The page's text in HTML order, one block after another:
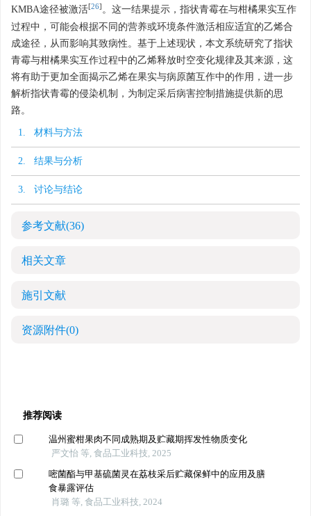
KMBA途径被激活[26] 。这一结果提示，指状青霉在与柑橘果实互作
过程中，可能会根据不同的营养或环境条件激活相应适宜的乙烯合
成途径，从而影响其致病性。基于上述现状，本文系统研究了指状
青霉与柑橘果实互作过程中的乙烯释放时空变化规律及其来源，这
将有助于更加全面揭示乙烯在果实与病原菌互作中的作用，进一步
解析指状青霉的侵染机制，为制定采后病害控制措施提供新的思
路。
1. 材料与方法
2. 结果与分析
3. 讨论与结论
参考文献(36)
相关文章
施引文献
资源附件(0)